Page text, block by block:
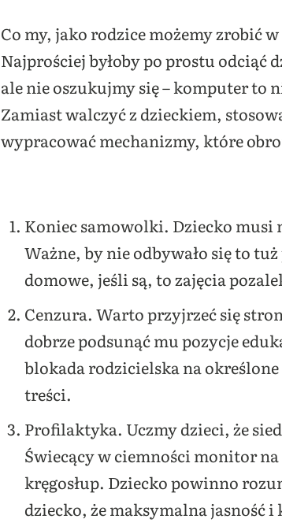
Co my, jako rodzice możemy zrobić
Najprościej byłoby po prostu odciąć
ale nie oszukujmy się – komputer to
Zamiast walczyć z dzieckiem,
wypracować mechanizmy, które
Koniec samowolki. Dziecko musi
Ważne, by nie odbywało się to
domowe, jeśli są, to zajęcia
Cenzura. Warto przyjrzeć się
dobrze podsunąć mu pozycje
blokada rodzicielska na
treści.
Profilaktyka. Uczmy dzieci, że
Świecący w ciemności monitor
kręgosłup. Dziecko powinno
dziecko, że maksymalna jasność